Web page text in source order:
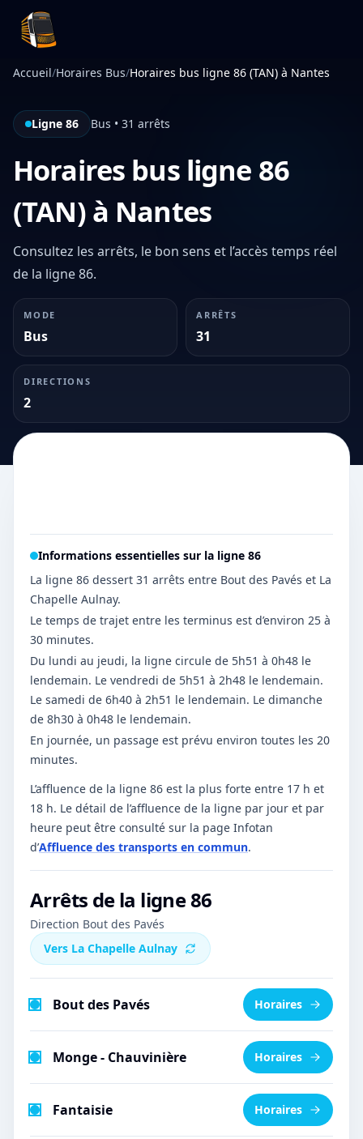
Infotan
Accueil/Horaires Bus/Horaires bus ligne 86 (TAN) à Nantes
Ligne 86 Bus • 31 arrêts
Horaires bus ligne 86
(TAN) à Nantes
Consultez les arrêts, le bon sens et l’accès temps réel
de la ligne 86.
MODE
Bus
ARRÊTS
31
DIRECTIONS
2
Informations essentielles sur la ligne 86
La ligne 86 dessert 31 arrêts entre Bout des Pavés et La
Chapelle Aulnay.
Le temps de trajet entre les terminus est d’environ 25 à
30 minutes.
Du lundi au jeudi, la ligne circule de 5h51 à 0h48 le
lendemain. Le vendredi de 5h51 à 2h48 le lendemain.
Le samedi de 6h40 à 2h51 le lendemain. Le dimanche
de 8h30 à 0h48 le lendemain.
En journée, un passage est prévu environ toutes les 20
minutes.
L’affluence de la ligne 86 est la plus forte entre 17 h et
18 h. Le détail de l’affluence de la ligne par jour et par
heure peut être consulté sur la page Infotan
d’Affluence des transports en commun.
Arrêts de la ligne86
Direction Bout des Pavés
Vers La Chapelle Aulnay
Bout des Pavés Horaires
Monge - Chauvinière Horaires
Fantaisie Horaires